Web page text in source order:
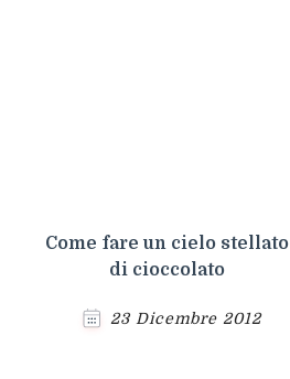
Come fare un cielo stellato
di cioccolato
23 Dicembre 2012